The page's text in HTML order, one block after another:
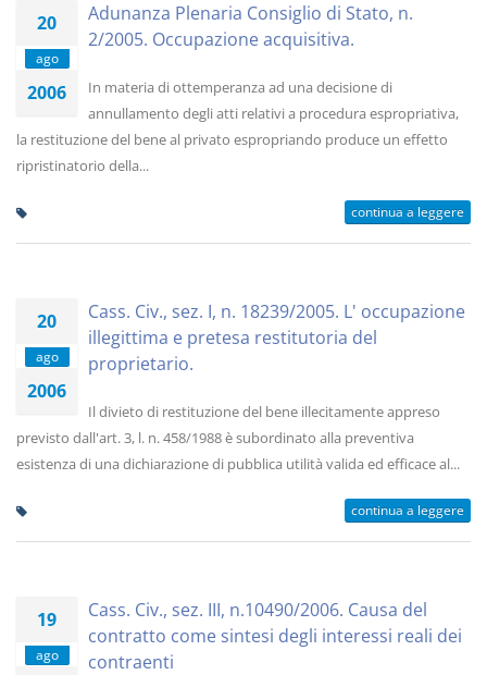
20
ago
2006
Adunanza Plenaria Consiglio di Stato, n.
2/2005. Occupazione acquisitiva.
In materia di ottemperanza ad una decisione di
annullamento degli atti relativi a procedura espropriativa,
la restituzione del bene al privato espropriando produce un effetto
ripristinatorio della...
continua a leggere
20
ago
2006
Cass. Civ., sez. I, n. 18239/2005. L' occupazione
illegittima e pretesa restitutoria del
proprietario.
Il divieto di restituzione del bene illecitamente appreso
previsto dall'art. 3, l. n. 458/1988 è subordinato alla preventiva
esistenza di una dichiarazione di pubblica utilità valida ed efficace al...
continua a leggere
19
ago
Cass. Civ., sez. III, n.10490/2006. Causa del
contratto come sintesi degli interessi reali dei
contraenti